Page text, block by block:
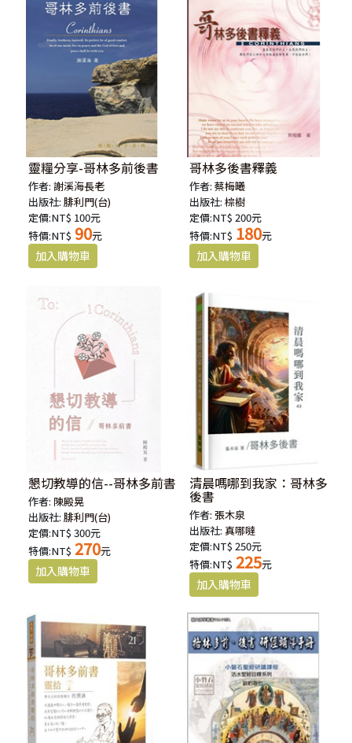
靈糧分享-哥林多前後書
作者:謝溪海長老
出版社:腓利門(台)
定價:NT$ 100元
特價:NT$ 90元
哥林多後書釋義
作者:蔡梅曦
出版社:棕樹
定價:NT$ 200元
特價:NT$ 180元
懇切教導的信--哥林多前書
作者: 陳殿晃
出版社:腓利門(台)
定價:NT$ 300元
特價:NT$ 270元
清晨嗎哪到我家：哥林多
後書
作者:張木泉
出版社:真哪噠
定價:NT$ 250元
特價:NT$ 225元